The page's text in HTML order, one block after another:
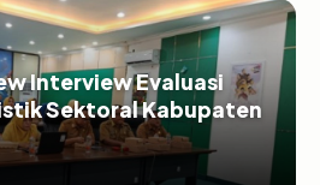
Interview Evaluasi
Sektoral Kabupaten